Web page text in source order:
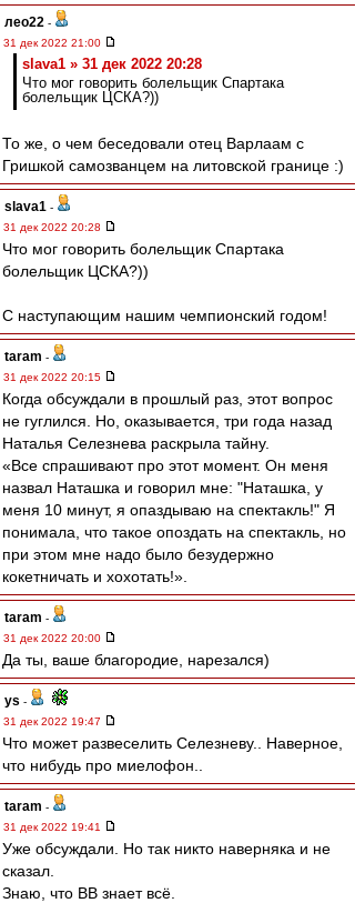
лео22 -
31 дек 2022 21:00
slava1 » 31 дек 2022 20:28
Что мог говорить болельщик Спартака
болельщик ЦСКА?))
То же, о чем беседовали отец Варлаам с
Гришкой самозванцем на литовской границе :)
slava1 -
31 дек 2022 20:28
Что мог говорить болельщик Спартака
болельщик ЦСКА?))
С наступающим нашим чемпионский годом!
taram -
31 дек 2022 20:15
Когда обсуждали в прошлый раз, этот вопрос
не гуглился. Но, оказывается, три года назад
Наталья Селезнева раскрыла тайну.
«Все спрашивают про этот момент. Он меня
назвал Наташка и говорил мне: "Наташка, у
меня 10 минут, я опаздываю на спектакль!" Я
понимала, что такое опоздать на спектакль, но
при этом мне надо было безудержно
кокетничать и хохотать!».
taram -
31 дек 2022 20:00
Да ты, ваше благородие, нарезался)
ys -
31 дек 2022 19:47
Что может развеселить Селезневу.. Наверное,
что нибудь про миелофон..
taram -
31 дек 2022 19:41
Уже обсуждали. Но так никто наверняка и не
сказал.
Знаю, что ВВ знает всё.